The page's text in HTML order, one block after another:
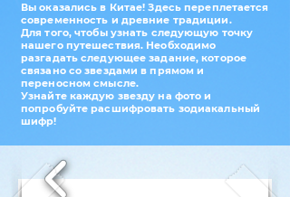
Вы оказались в Китае! Здесь переплетается
современность и древние традиции.
Для того, чтобы узнать следующую точку
нашего путешествия. Необходимо
разгадать следующее задание, которое
связано со звездами в прямом и
переносном смысле.
Узнайте каждую звезду на фото и
попробуйте расшифровать зодиакальный
шифр!